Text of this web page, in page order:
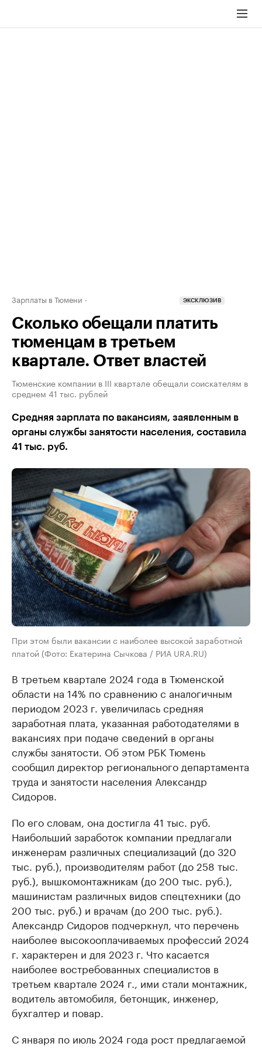
Зарплаты в Тюмени ЭКСКЛЮЗИВ
Сколько обещали платить
тюменцам в третьем
квартале. Ответ властей
Тюменские компании в III квартале обещали соискателям в
среднем 41 тыс. рублей
Средняя зарплата по вакансиям, заявленным в
органы службы занятости населения, составила
41 тыс. руб.
При этом были вакансии с наиболее высокой заработной
платой (Фото: Екатерина Сычкова / РИА URA.RU)
В третьем квартале 2024 года в Тюменской
области на 14% по сравнению с аналогичным
периодом 2023 г. увеличилась средняя
заработная плата, указанная работодателями в
вакансиях при подаче сведений в органы
службы занятости. Об этом РБК Тюмень
сообщил директор регионального департамента
труда и занятости населения Александр
Сидоров.
По его словам, она достигла 41 тыс. руб.
Наибольший заработок компании предлагали
инженерам различных специализаций (до 320
тыс. руб.), производителям работ (до 258 тыс.
руб.), вышкомонтажникам (до 200 тыс. руб.),
машинистам различных видов спецтехники (до
200 тыс. руб.) и врачам (до 200 тыс. руб.).
Александр Сидоров подчеркнул, что перечень
наиболее высокооплачиваемых профессий 2024
г. характерен и для 2023 г. Что касается
наиболее востребованных специалистов в
третьем квартале 2024 г., ими стали монтажник,
водитель автомобиля, бетонщик, инженер,
бухгалтер и повар.
С января по июль 2024 года рост предлагаемой